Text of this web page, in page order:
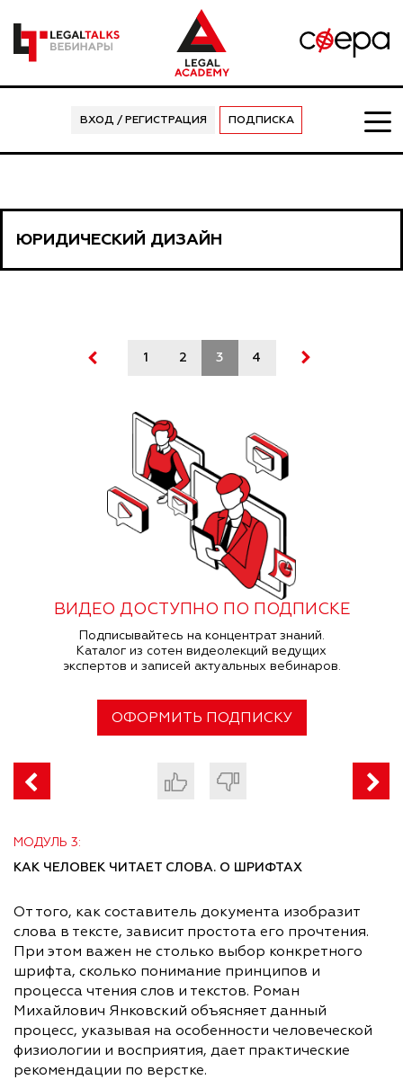
ВХОД / РЕГИСТРАЦИЯ ПОДПИСКА
ЮРИДИЧЕСКИЙ ДИЗАЙН
1 2 3 4
ВИДЕО ДОСТУПНО ПО ПОДПИСКЕ
Подписывайтесь на концентрат знаний.
Каталог из сотен видеолекций ведущих
экспертов и записей актуальных вебинаров.
ОФОРМИТЬ ПОДПИСКУ
МОДУЛЬ 3:
КАК ЧЕЛОВЕК ЧИТАЕТ СЛОВА. О ШРИФТАХ
От того, как составитель документа изобразит
слова в тексте, зависит простота его прочтения.
При этом важен не столько выбор конкретного
шрифта, сколько понимание принципов и
процесса чтения слов и текстов. Роман
Михайлович Янковский объясняет данный
процесс, указывая на особенности человеческой
физиологии и восприятия, дает практические
рекомендации по верстке.